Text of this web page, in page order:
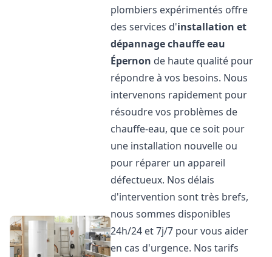
plombiers expérimentés offre
des services d'installation et
dépannage chauffe eau
Épernon de haute qualité pour
répondre à vos besoins. Nous
intervenons rapidement pour
résoudre vos problèmes de
chauffe-eau, que ce soit pour
une installation nouvelle ou
pour réparer un appareil
défectueux. Nos délais
d'intervention sont très brefs,
nous sommes disponibles
24h/24 et 7j/7 pour vous aider
en cas d'urgence. Nos tarifs